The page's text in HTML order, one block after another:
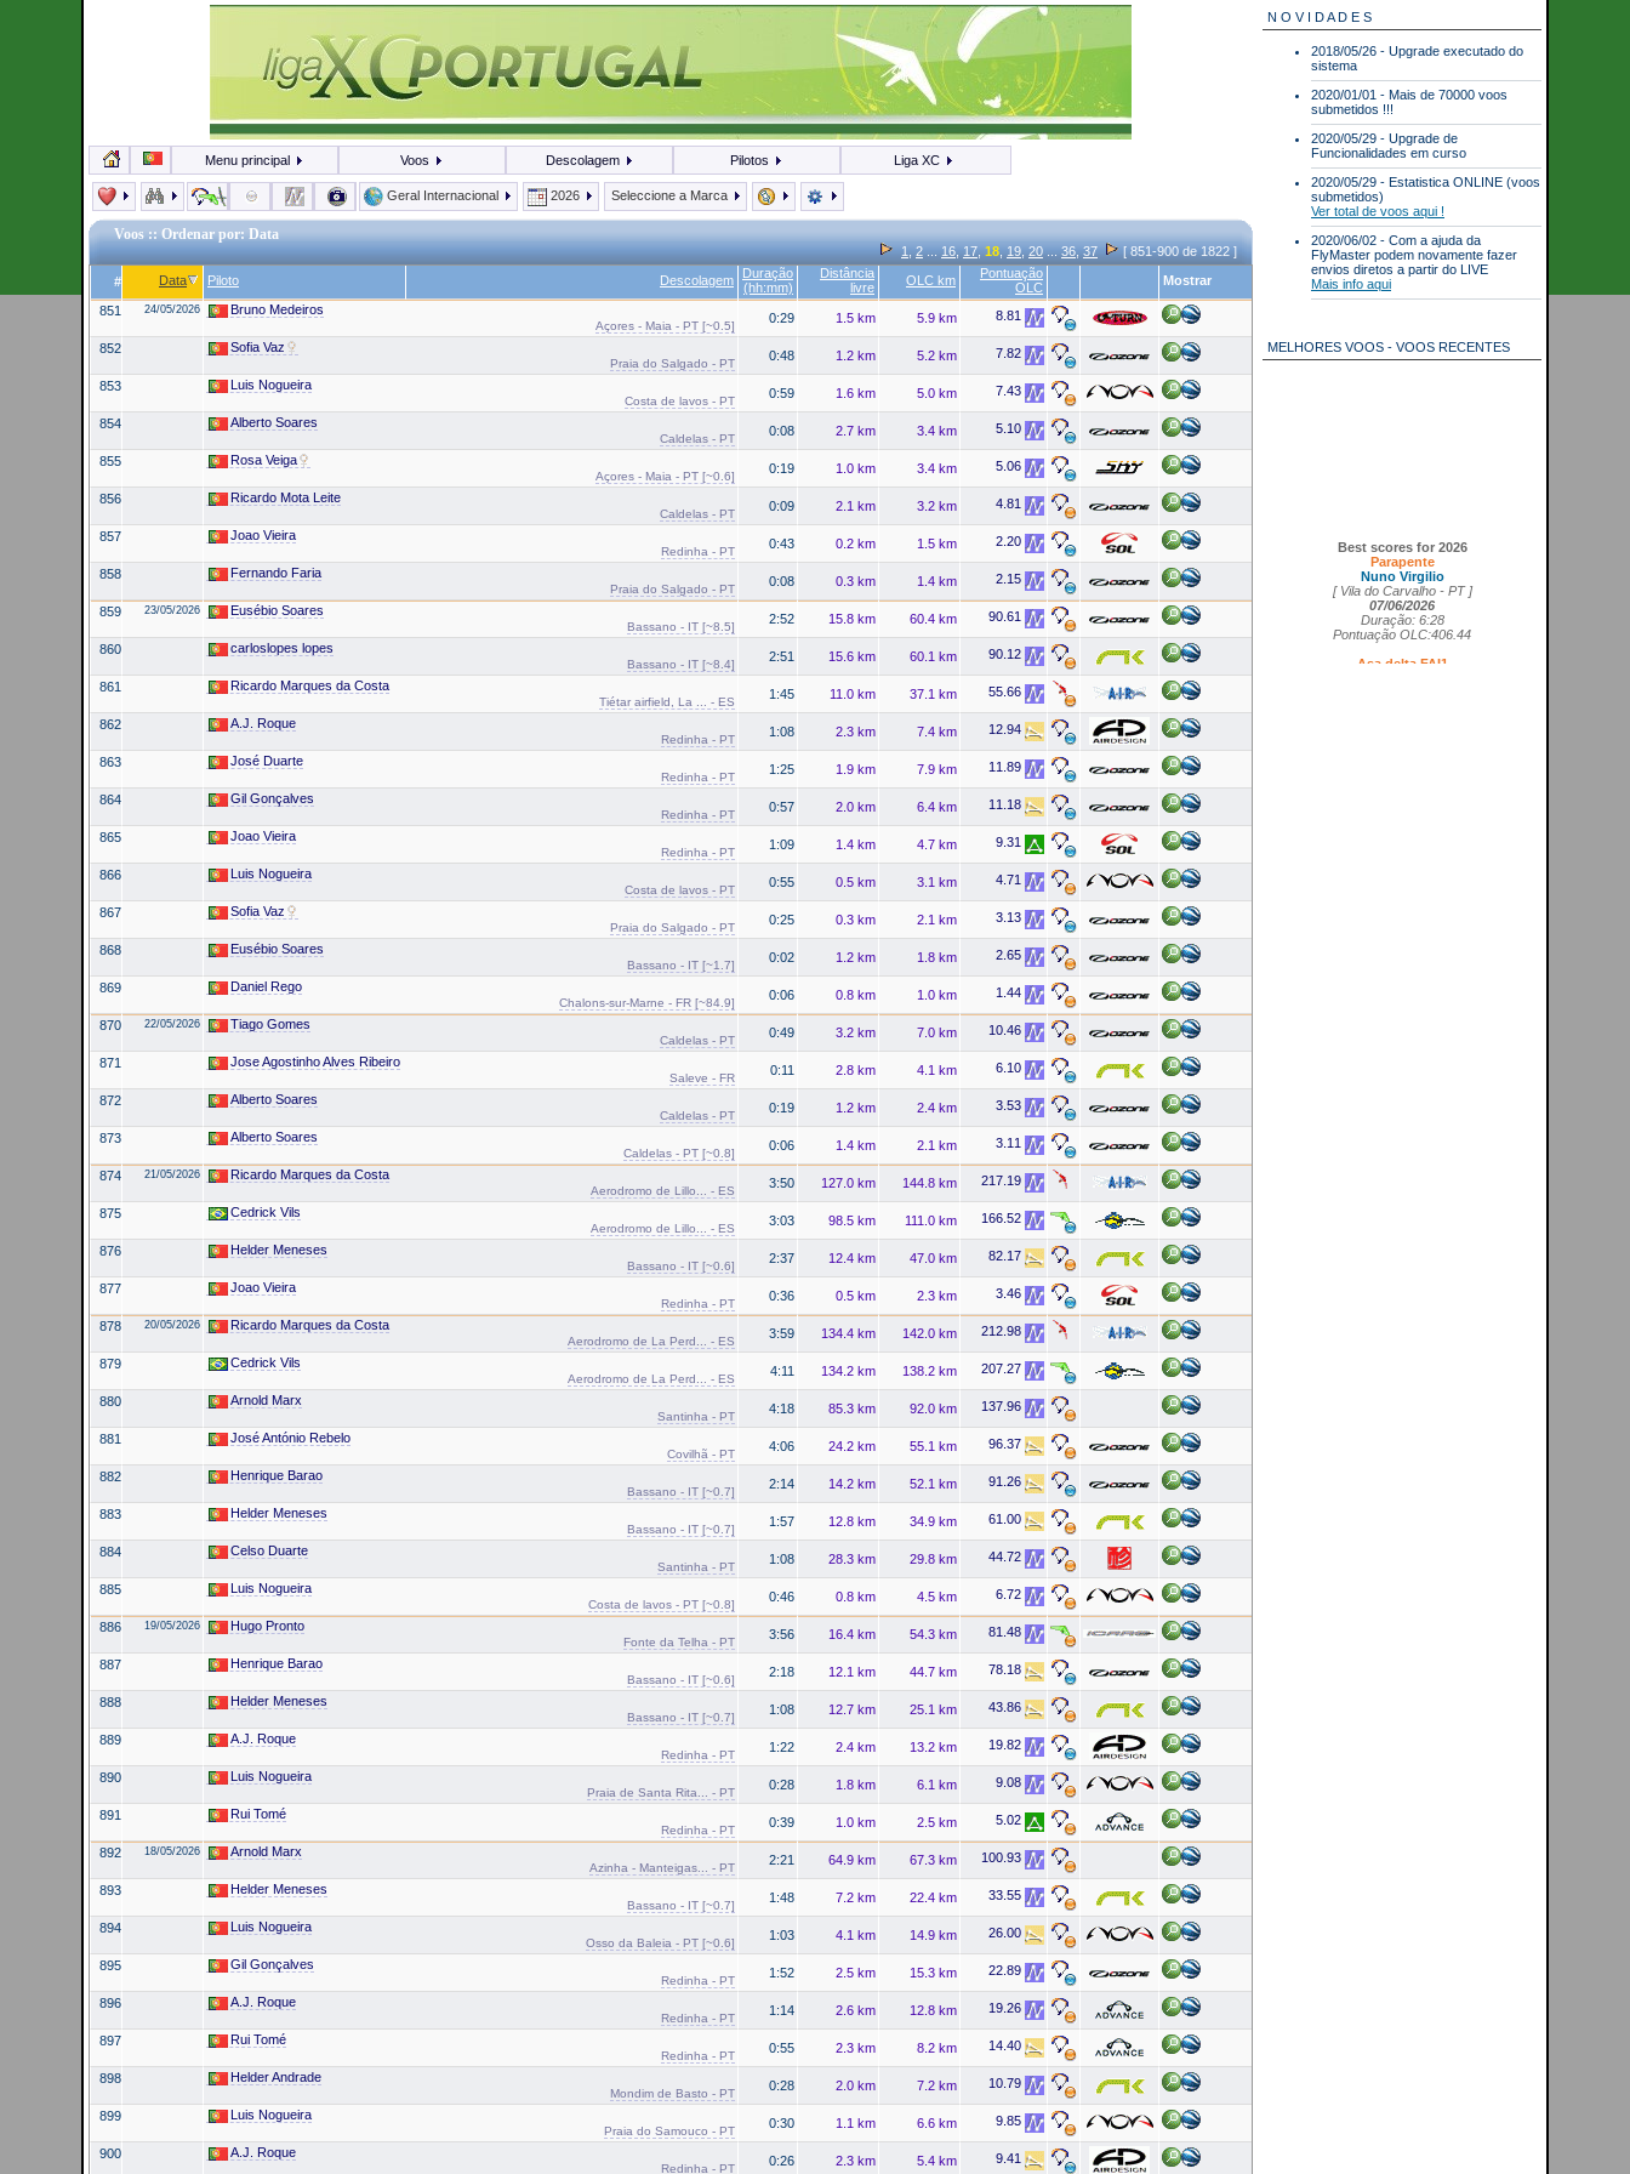
Menu principal Voos Descolagem Pilotos Liga XC
Geral Internacional 2026 Seleccione a Marca
Voos :: Ordenar por: Data
1 2 16 17 18 19 20 36 37 [ 851-900 de 1822 ]
# Data Piloto Descolagem
Duração
(hh:mm)
Distância
livre
OLC km
Pontuação
OLC
Mostrar
851 24/05/2026 Bruno Medeiros
Açores - Maia - PT [~0.5]
0:29 1.5 km 5.9 km 8.81
852 Sofia Vaz
Praia do Salgado - PT
0:48 1.2 km 5.2 km 7.82
853 Luis Nogueira
Costa de lavos - PT
0:59 1.6 km 5.0 km 7.43
854 Alberto Soares
Caldelas - PT
0:08 2.7 km 3.4 km 5.10
855 Rosa Veiga
Açores - Maia - PT [~0.6]
0:19 1.0 km 3.4 km 5.06
856 Ricardo Mota Leite
Caldelas - PT
0:09 2.1 km 3.2 km 4.81
857 Joao Vieira
Redinha - PT
0:43 0.2 km 1.5 km 2.20
858 Fernando Faria
Praia do Salgado - PT
0:08 0.3 km 1.4 km 2.15
859 23/05/2026 Eusébio Soares
Bassano - IT [~8.5]
2:52 15.8 km 60.4 km 90.61
860 carloslopes lopes
Bassano - IT [~8.4]
2:51 15.6 km 60.1 km 90.12
861 Ricardo Marques da Costa
Tiétar airfield, La ... - ES
1:45 11.0 km 37.1 km 55.66
862 A.J. Roque
Redinha - PT
1:08 2.3 km 7.4 km 12.94
863 José Duarte
Redinha - PT
1:25 1.9 km 7.9 km 11.89
864 Gil Gonçalves
Redinha - PT
0:57 2.0 km 6.4 km 11.18
865 Joao Vieira
Redinha - PT
1:09 1.4 km 4.7 km 9.31
866 Luis Nogueira
Costa de lavos - PT
0:55 0.5 km 3.1 km 4.71
867 Sofia Vaz
Praia do Salgado - PT
0:25 0.3 km 2.1 km 3.13
868 Eusébio Soares
Bassano - IT [~1.7]
0:02 1.2 km 1.8 km 2.65
869 Daniel Rego
Chalons-sur-Marne - FR [~84.9]
0:06 0.8 km 1.0 km 1.44
870 22/05/2026 Tiago Gomes
Caldelas - PT
0:49 3.2 km 7.0 km 10.46
871 Jose Agostinho Alves Ribeiro
Saleve - FR
0:11 2.8 km 4.1 km 6.10
872 Alberto Soares
Caldelas - PT
0:19 1.2 km 2.4 km 3.53
873 Alberto Soares
Caldelas - PT [~0.8]
0:06 1.4 km 2.1 km 3.11
874 21/05/2026 Ricardo Marques da Costa
Aerodromo de Lillo... - ES
3:50 127.0 km 144.8 km 217.19
875 Cedrick Vils
Aerodromo de Lillo... - ES
3:03 98.5 km 111.0 km 166.52
876 Helder Meneses
Bassano - IT [~0.6]
2:37 12.4 km 47.0 km 82.17
877 Joao Vieira
Redinha - PT
0:36 0.5 km 2.3 km 3.46
878 20/05/2026 Ricardo Marques da Costa
Aerodromo de La Perd... - ES
3:59 134.4 km 142.0 km 212.98
879 Cedrick Vils
Aerodromo de La Perd... - ES
4:11 134.2 km 138.2 km 207.27
880 Arnold Marx
Santinha - PT
4:18 85.3 km 92.0 km 137.96
881 José António Rebelo
Covilhã - PT
4:06 24.2 km 55.1 km 96.37
882 Henrique Barao
Bassano - IT [~0.7]
2:14 14.2 km 52.1 km 91.26
883 Helder Meneses
Bassano - IT [~0.7]
1:57 12.8 km 34.9 km 61.00
884 Celso Duarte
Santinha - PT
1:08 28.3 km 29.8 km 44.72
885 Luis Nogueira
Costa de lavos - PT [~0.8]
0:46 0.8 km 4.5 km 6.72
886 19/05/2026 Hugo Pronto
Fonte da Telha - PT
3:56 16.4 km 54.3 km 81.48
887 Henrique Barao
Bassano - IT [~0.6]
2:18 12.1 km 44.7 km 78.18
888 Helder Meneses
Bassano - IT [~0.7]
1:08 12.7 km 25.1 km 43.86
889 A.J. Roque
Redinha - PT
1:22 2.4 km 13.2 km 19.82
890 Luis Nogueira
Praia de Santa Rita... - PT
0:28 1.8 km 6.1 km 9.08
891 Rui Tomé
Redinha - PT
0:39 1.0 km 2.5 km 5.02
892 18/05/2026 Arnold Marx
Azinha - Manteigas... - PT
2:21 64.9 km 67.3 km 100.93
893 Helder Meneses
Bassano - IT [~0.7]
1:48 7.2 km 22.4 km 33.55
894 Luis Nogueira
Osso da Baleia - PT [~0.6]
1:03 4.1 km 14.9 km 26.00
895 Gil Gonçalves
Redinha - PT
1:52 2.5 km 15.3 km 22.89
896 A.J. Roque
Redinha - PT
1:14 2.6 km 12.8 km 19.26
897 Rui Tomé
Redinha - PT
0:55 2.3 km 8.2 km 14.40
898 Helder Andrade
Mondim de Basto - PT
0:28 2.0 km 7.2 km 10.79
899 Luis Nogueira
Praia do Samouco - PT
0:30 1.1 km 6.6 km 9.85
900 A.J. Roque
Redinha - PT
0:26 2.3 km 5.4 km 9.41
N O V I D A D E S
2018/05/26 - Upgrade executado do
sistema
2020/01/01 - Mais de 70000 voos
submetidos !!!
2020/05/29 - Upgrade de
Funcionalidades em curso
2020/05/29 - Estatistica ONLINE (voos
submetidos)
Ver total de voos aqui !
2020/06/02 - Com a ajuda da
FlyMaster podem novamente fazer
envios diretos a partir do LIVE
Mais info aqui
MELHORES VOOS - VOOS RECENTES
Parapente
Nuno Virgilio
[ Vila do Carvalho - PT ]
07/06/2026
Duração: 6:28
Pontuação OLC:406.44
Cedrick Vils